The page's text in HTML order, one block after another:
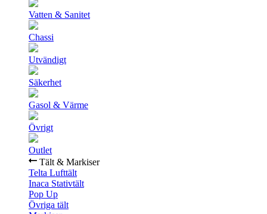
Vatten & Sanitet
Chassi
Utvändigt
Säkerhet
Gasol & Värme
Övrigt
Outlet
Tält & Markiser
Telta Lufttält
Inaca Stativtält
Pop Up
Övriga tält